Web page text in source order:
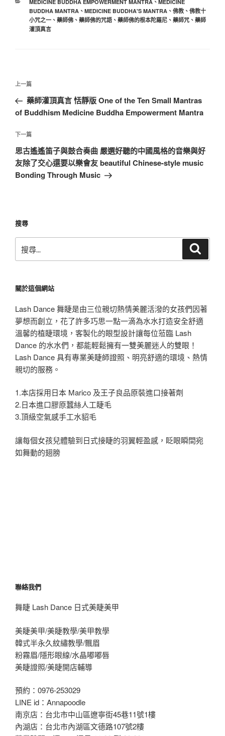
類
MEDICINE BUDDHA EMPOWERMENT MANTRA、 MEDICINE
BUDDHA MANTRA、 MEDICINE BUDDHA'S MANTRA、 佛教、 佛教十
小咒之一、 藥師佛、 藥師佛的咒語、 藥師佛的根本陀羅尼、 藥師咒、 藥師
灌頂真言
文
導
上
一
篇
章
上一篇
藥師灌頂真言 恬靜版 One of the Ten Small Mantras
of Buddhism Medicine Buddha Empowerment Mantra
下
一
篇
文
下一篇
思古遙遙笛子與鼓合奏曲 嚴選好聽的中國風格的音樂與好
友除了交心還要以樂會友 beautiful Chinese-style music
Bonding Through Music
搜尋
尋
字:
關於這個網站
Lash Dance 舞睫是由三位親切熱情美麗活潑的女孩們因著
夢想而創立，花了許多巧思一點一滴為水水打造安全舒適
溫馨的植睫環境，客製化的眼型設計讓每位蒞臨 Lash
Dance 的水水們，都能輕鬆擁有一雙美麗迷人的雙眼！
Lash Dance 具有專業美睫師證照、明亮舒適的環境、熱情
親切的服務。
1.本店採用日本 Marico 及王子良品原裝進口接著劑
2.日本進口膠原蠶絲人工睫毛
3.頂級空氣感手工水貂毛
讓每個女孩兒體驗到日式接睫的羽翼輕盈感，眨眼瞬間宛
如舞動的翅膀
聯絡我們
舞睫 Lash Dance 日式美睫美甲
美睫美甲/美睫教學/美甲教學
韓式半永久紋繡教學/飄眉
粉霧眉/隱形眼線/水晶嘟嘟唇
美睫證照/美睫開店輔導
預約：0976-253029
LINE id：Annapoodle
南京店：台北市中山區遼寧街45巷11號1樓
內湖店：台北市內湖區文德路107號2樓